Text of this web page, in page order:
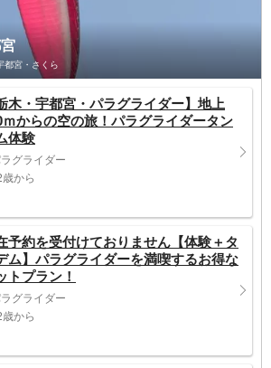
都宮・さくら
木・宇都宮・パラグライダー】地上
からの空の旅！パラグライダータン
体験
グライダー
から
予約を受付けておりません【体験＋タ
ム】パラグライダーを満喫するお得な
トプラン！
グライダー
から